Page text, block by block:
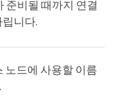
준비될 때까지 연결
니다.
노드에 사용할 이름